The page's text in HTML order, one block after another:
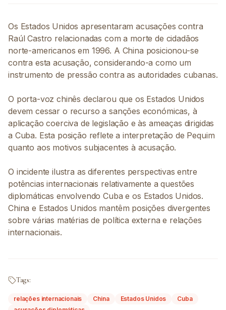
Os Estados Unidos apresentaram acusações contra
Raúl Castro relacionadas com a morte de cidadãos
norte-americanos em 1996. A China posicionou-se
contra esta acusação, considerando-a como um
instrumento de pressão contra as autoridades cubanas.
O porta-voz chinês declarou que os Estados Unidos
devem cessar o recurso a sanções económicas, à
aplicação coerciva de legislação e às ameaças dirigidas
a Cuba. Esta posição reflete a interpretação de Pequim
quanto aos motivos subjacentes à acusação.
O incidente ilustra as diferentes perspectivas entre
potências internacionais relativamente a questões
diplomáticas envolvendo Cuba e os Estados Unidos.
China e Estados Unidos mantêm posições divergentes
sobre várias matérias de política externa e relações
internacionais.
Tags:
relações internacionais China Estados Unidos
Cuba